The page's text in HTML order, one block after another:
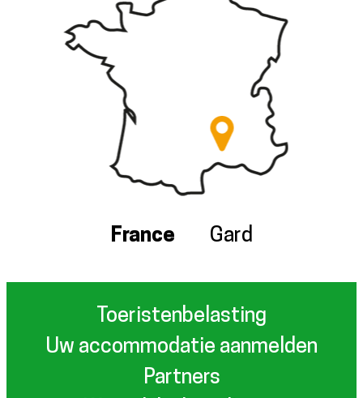
France Gard
Toeristenbelasting
Uw accommodatie aanmelden
Partners